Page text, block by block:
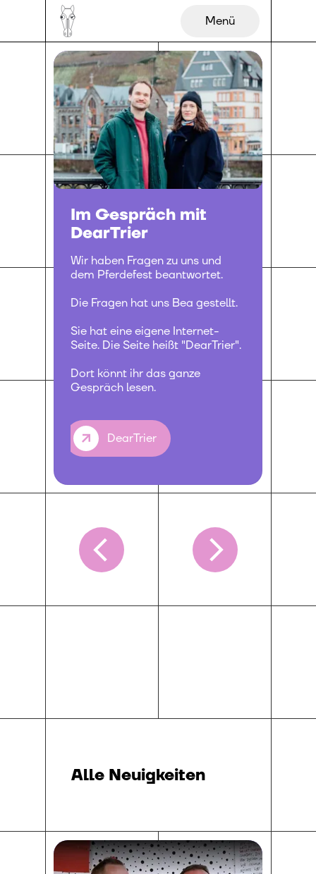
Menü
Im Gespräch mit
DearTrier
Wir haben Fragen zu uns und
dem Pferdefest beantwortet.
Die Fragen hat uns Bea gestellt.
Sie hat eine eigene Internet-
Seite. Die Seite heißt "DearTrier".
Dort könnt ihr das ganze
Gespräch lesen.
DearTrier
Alle Neuigkeiten